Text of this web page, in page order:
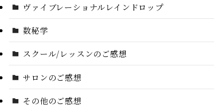
ヴァイブレーショナルレインドロップ
数秘学
スクール/レッスンのご感想
サロンのご感想
その他のご感想